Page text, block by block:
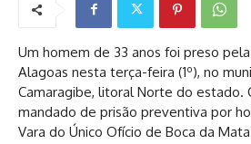
Um homem de 33 anos foi preso
Alagoas nesta terça-feira (1º), no
Camaragibe, litoral Norte do estado.
mandado de prisão preventiva por
Vara do Único Ofício de Boca da